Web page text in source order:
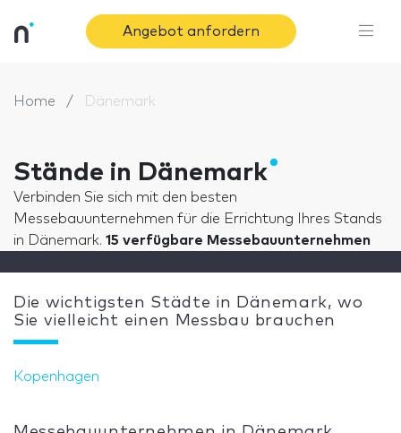
Angebot anfordern
Home Dänemark
Stände in Dänemark
Verbinden Sie sich mit den besten
Messebauunternehmen für die Errichtung Ihres Stands
in Dänemark. 15 verfügbare Messebauunternehmen
Die wichtigsten Städte in Dänemark, wo
Sie vielleicht einen Messbau brauchen
Kopenhagen